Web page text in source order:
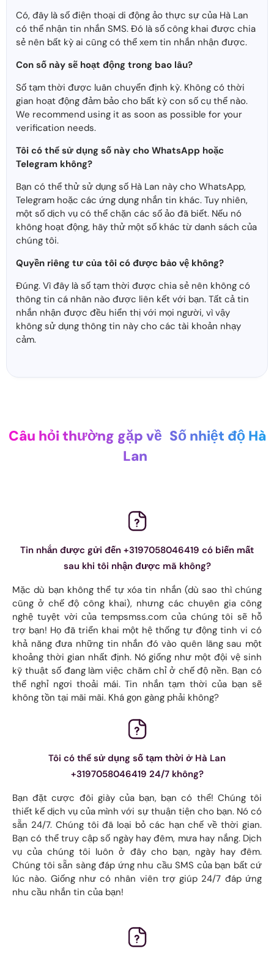
Có, đây là số điện thoại di động ảo thực sự của Hà Lan
có thể nhận tin nhắn SMS. Đó là số công khai được chia
sẻ nên bất kỳ ai cũng có thể xem tin nhắn nhận được.
Con số này sẽ hoạt động trong bao lâu?
Số tạm thời được luân chuyển định kỳ. Không có thời
gian hoạt động đảm bảo cho bất kỳ con số cụ thể nào.
We recommend using it as soon as possible for your
verification needs.
Tôi có thể sử dụng số này cho WhatsApp hoặc
Telegram không?
Bạn có thể thử sử dụng số Hà Lan này cho WhatsApp,
Telegram hoặc các ứng dụng nhắn tin khác. Tuy nhiên,
một số dịch vụ có thể chặn các số ảo đã biết. Nếu nó
không hoạt động, hãy thử một số khác từ danh sách của
chúng tôi.
Quyền riêng tư của tôi có được bảo vệ không?
Đúng. Vì đây là số tạm thời được chia sẻ nên không có
thông tin cá nhân nào được liên kết với bạn. Tất cả tin
nhắn nhận được đều hiển thị với mọi người, vì vậy
không sử dụng thông tin này cho các tài khoản nhạy
cảm.
Câu hỏi thường gặp về Số nhiệt độ Hà
Lan
Tin nhắn được gửi đến +3197058046419 có biến mất
sau khi tôi nhận được mã không?
Mặc dù bạn không thể tự xóa tin nhắn (dù sao thì chúng
cũng ở chế độ công khai), nhưng các chuyên gia công
nghệ tuyệt vời của tempsmss.com của chúng tôi sẽ hỗ
trợ bạn! Họ đã triển khai một hệ thống tự động tinh vi có
khả năng đưa những tin nhắn đó vào quên lãng sau một
khoảng thời gian nhất định. Nó giống như một đội vệ sinh
kỹ thuật số đang làm việc chăm chỉ ở chế độ nền. Bạn có
thể nghỉ ngơi thoải mái. Tin nhắn tạm thời của bạn sẽ
không tồn tại mãi mãi. Khá gọn gàng phải không?
Tôi có thể sử dụng số tạm thời ở Hà Lan
+3197058046419 24/7 không?
Bạn đặt cược đôi giày của bạn, bạn có thể! Chúng tôi
thiết kế dịch vụ của mình với sự thuận tiện cho bạn. Nó có
sẵn 24/7. Chúng tôi đã loại bỏ các hạn chế về thời gian.
Bạn có thể truy cập số ngày hay đêm, mưa hay nắng. Dịch
vụ của chúng tôi luôn ở đây cho bạn, ngày hay đêm.
Chúng tôi sẵn sàng đáp ứng nhu cầu SMS của bạn bất cứ
lúc nào. Giống như có nhân viên trợ giúp 24/7 đáp ứng
nhu cầu nhắn tin của bạn!